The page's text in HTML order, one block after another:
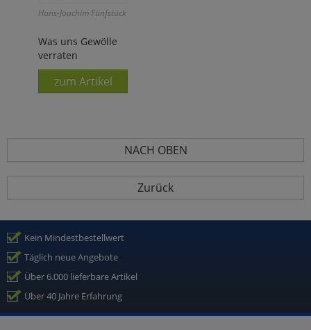
Hans-Joachim Fünfstück
Was uns Gewölle
verraten
zum Artikel
NACH OBEN
Zurück
Kein Mindestbestellwert
Täglich neue Angebote
Über 6.000 lieferbare Artikel
Über 40 Jahre Erfahrung